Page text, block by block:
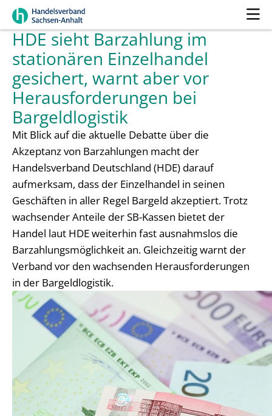
HDE sieht Barzahlung im
stationären Einzelhandel
gesichert, warnt aber vor
Herausforderungen bei
Bargeldlogistik
Mit Blick auf die aktuelle Debatte über die
Akzeptanz von Barzahlungen macht der
Handelsverband Deutschland (HDE) darauf
aufmerksam, dass der Einzelhandel in seinen
Geschäften in aller Regel Bargeld akzeptiert. Trotz
wachsender Anteile der SB-Kassen bietet der
Handel laut HDE weiterhin fast ausnahmslos die
Barzahlungsmöglichkeit an. Gleichzeitig warnt der
Verband vor den wachsenden Herausforderungen
in der Bargeldlogistik.